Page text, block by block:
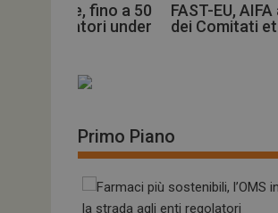
FAST-EU, AIFA aggiorna l’elenco
dei Comitati etici aderenti
Primo Piano